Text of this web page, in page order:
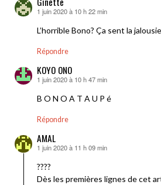
dit :
1 juin 2020 à 10 h 22 min
L’horrible Bono? Ça sent la
Répondre
KOYO ONO
dit :
1 juin 2020 à 10 h 47 min
B O N O A T A U P é
Répondre
AMAL
dit :
1 juin 2020 à 11 h 09 min
????
Dès les premières lignes de cet